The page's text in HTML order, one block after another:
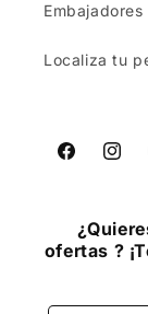
Embajadores
Localiza tu
Facebook
ofertas ?